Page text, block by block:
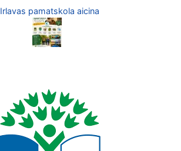
Irlavas pamatskola aicina